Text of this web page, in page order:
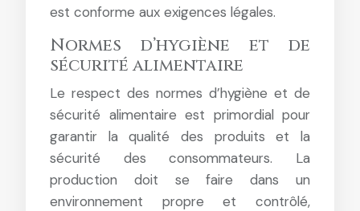
est conforme aux exigences légales.
Normes d’hygiène et de
sécurité alimentaire
Le respect des normes d’hygiène et de
sécurité alimentaire est primordial pour
garantir la qualité des produits et la
sécurité des consommateurs. La
production doit se faire dans un
environnement propre et contrôlé,